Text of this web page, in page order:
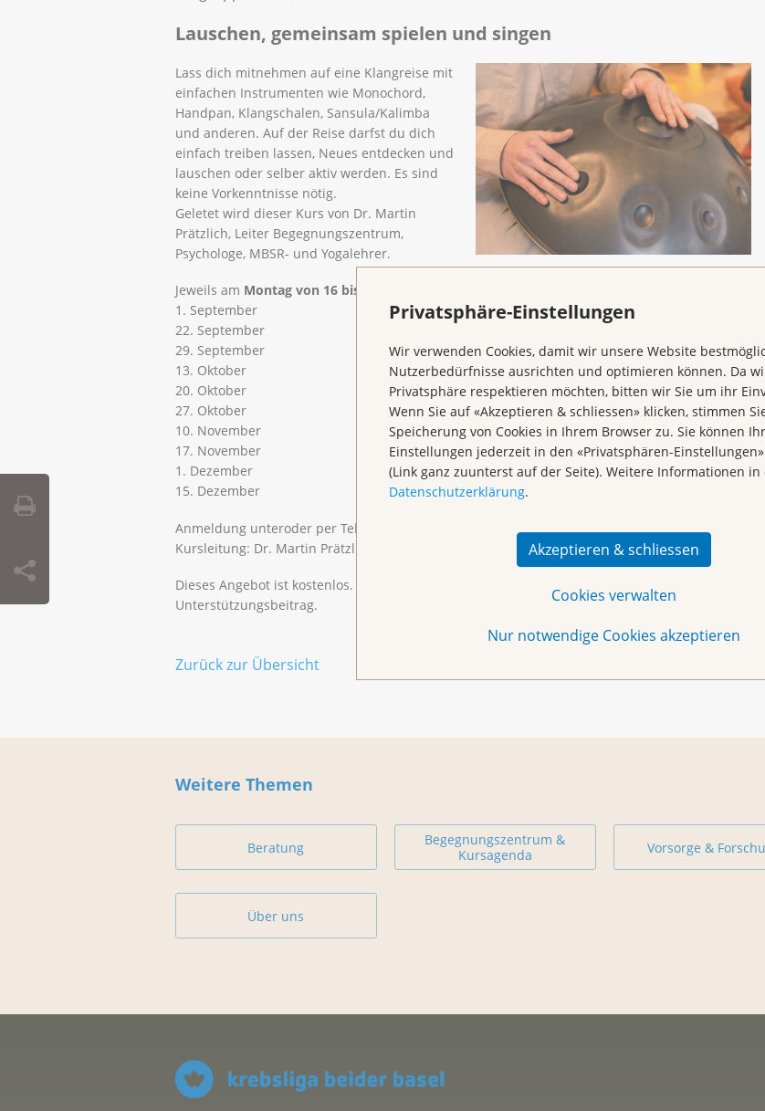
Privatsphäre-Einstellungen
Wir verwenden Cookies, damit wir unsere Website
Nutzerbedürfnisse ausrichten und optimieren können. Da
Privatsphäre respektieren möchten, bitten wir Sie um ihr
Wenn Sie auf «Akzeptieren & schliessen» klicken, stimmen
Speicherung von Cookies in Ihrem Browser zu. Sie können
Einstellungen jederzeit in den «Privatsphären-
(Link ganz zuunterst auf der Seite). Weitere Informationen in
Datenschutzerklärung.
Akzeptieren & schliessen
Cookies verwalten
Nur notwendige Cookies akzeptieren
Lauschen, gemeinsam spielen und singen
Lass dich mitnehmen auf eine Klangreise mit
einfachen Instrumenten wie Monochord,
Handpan, Klangschalen, Sansula/Kalimba
und anderen. Auf der Reise darfst du dich
einfach treiben lassen, Neues entdecken und
lauschen oder selber aktiv werden. Es sind
keine Vorkenntnisse nötig.
Geletet wird dieser Kurs von Dr. Martin
Prätzlich, Leiter Begegnungszentrum,
Psychologe, MBSR- und Yogalehrer.
Jeweils am Montag von 16 bis 17 Uhr
1. September
22. September
29. September
13. Oktober
20. Oktober
27. Oktober
10. November
17. November
1. Dezember
15. Dezember
Anmeldung unteroder per Telefon 061 319 99 88 bis spätestens 12.00 Uhr am Kurstag.
Kursleitung: Dr. Martin Prätzlich, Leiter Begegnungszentrum, Psychologe, MBSR- & Yogalehrer
Dieses Angebot ist kostenlos. Spenden sind herzlich willkommen. Wir freuen uns über jeden
Unterstützungsbeitrag.
Zurück zur Übersicht
Weitere Themen
Beratung
Begegnungszentrum &
Kursagenda
Vorsorge &
Über uns